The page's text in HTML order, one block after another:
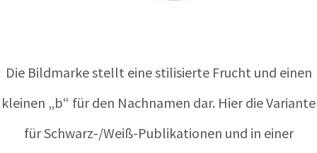
Die Bildmarke stellt eine stilisierte Frucht und einen
kleinen „b“ für den Nachnamen dar. Hier die Variante
für Schwarz-/Weiß-Publikationen und in einer